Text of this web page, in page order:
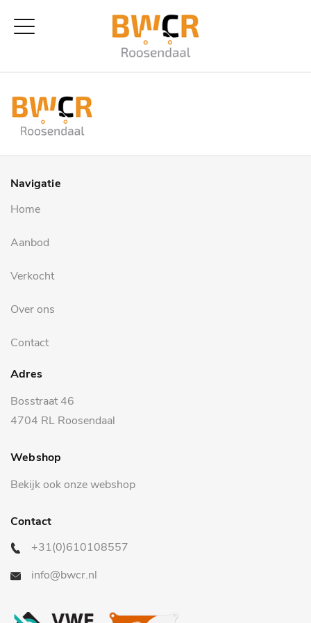
Navigatie
Home
Aanbod
Verkocht
Over ons
Contact
Adres
Bosstraat 46
4704 RL Roosendaal
Webshop
Bekijk ook onze webshop
Contact
+31(0)610108557
info@bwcr.nl